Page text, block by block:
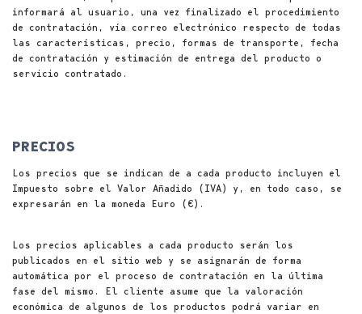
informará al usuario, una vez finalizado el procedimiento
de contratación, vía correo electrónico respecto de todas
las características, precio, formas de transporte, fecha
de contratación y estimación de entrega del producto o
servicio contratado.
PRECIOS
Los precios que se indican de a cada producto incluyen el
Impuesto sobre el Valor Añadido (IVA) y, en todo caso, se
expresarán en la moneda Euro (€).
Los precios aplicables a cada producto serán los
publicados en el sitio web y se asignarán de forma
automática por el proceso de contratación en la última
fase del mismo. El cliente asume que la valoración
económica de algunos de los productos podrá variar en